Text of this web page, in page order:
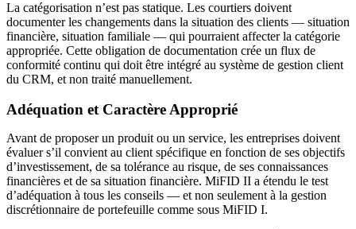
La catégorisation n’est pas statique. Les courtiers doivent
documenter les changements dans la situation des clients — situation
financière, situation familiale — qui pourraient affecter la catégorie
appropriée. Cette obligation de documentation crée un flux de
conformité continu qui doit être intégré au système de gestion client
du CRM, et non traité manuellement.
Adéquation et Caractère Approprié
Avant de proposer un produit ou un service, les entreprises doivent
évaluer s’il convient au client spécifique en fonction de ses objectifs
d’investissement, de sa tolérance au risque, de ses connaissances
financières et de sa situation financière. MiFID II a étendu le test
d’adéquation à tous les conseils — et non seulement à la gestion
discrétionnaire de portefeuille comme sous MiFID I.